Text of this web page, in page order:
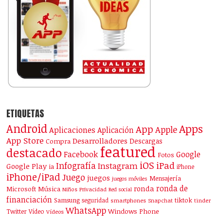
ETIQUETAS
Android Aplicaciones Aplicación App AppleApps
App Store Compra Desarrolladores Descargas
destacado Facebook featured Fotos Google
Google Play ia Infografía Instagram iOS iPad iPhone
iPhone/iPad Juego juegos juegos móviles Mensajería
Microsoft Música Niños Privacidad Red social ronda ronda de
financiación Samsung seguridad smartphones Snapchat tiktok tinder
Twitter Vídeo Vídeos WhatsApp Windows Phone